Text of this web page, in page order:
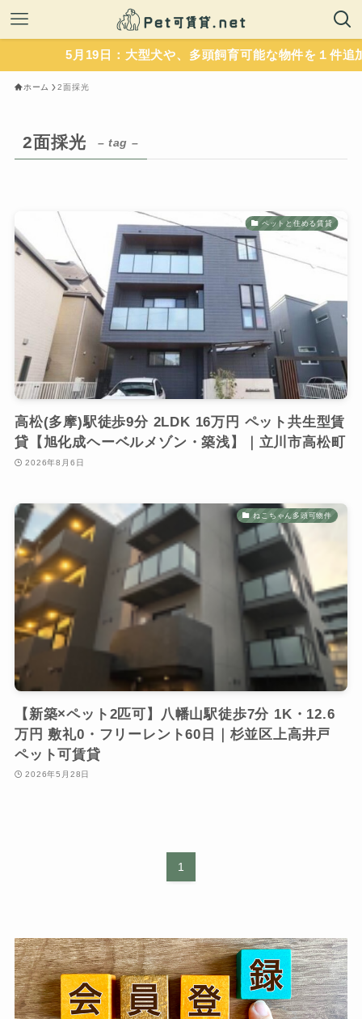
5月19日：大型犬や、多頭飼育可能な物件を１件追加
ホーム 2面採光
2面採光 – tag –
ペットと住める賃貸
高松(多摩)駅徒歩9分 2LDK 16万円 ペット共生型賃
貸【旭化成ヘーベルメゾン・築浅】｜立川市高松町
2026年8月6日
ねこちゃん多頭可物件
【新築×ペット2匹可】八幡山駅徒歩7分 1K・12.6
万円 敷礼0・フリーレント60日｜杉並区上高井戸
ペット可賃貸
2026年5月28日
1